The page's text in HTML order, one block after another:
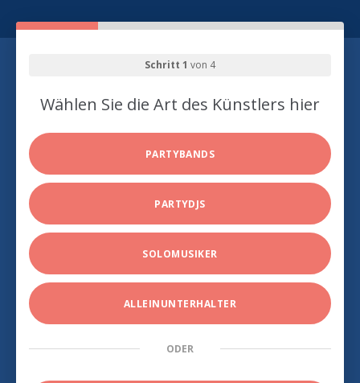
Schritt 1 von 4
Wählen Sie die Art des Künstlers hier
PARTYBANDS
PARTYDJS
SOLOMUSIKER
ALLEINUNTERHALTER
ODER